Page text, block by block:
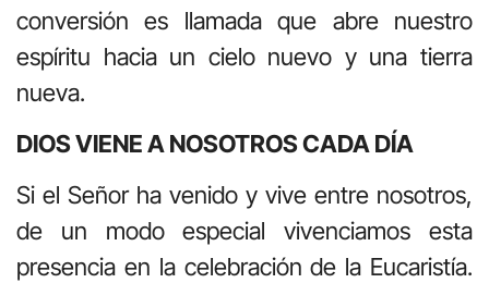
conversión es llamada que abre nuestro
espíritu hacia un cielo nuevo y una tierra
nueva.
DIOS VIENE A NOSOTROS CADA DÍA
Si el Señor ha venido y vive entre nosotros,
de un modo especial vivenciamos esta
presencia en la celebración de la Eucaristía.